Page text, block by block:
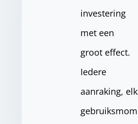
investering
met een
groot effect.
Iedere
aanraking, elk
gebruiksmom